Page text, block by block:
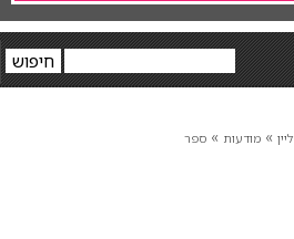
» מודעות » ספר